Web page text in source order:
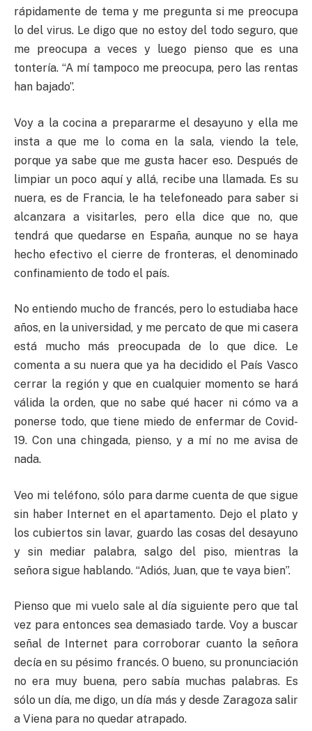
rápidamente de tema y me pregunta si me preocupa
lo del virus. Le digo que no estoy del todo seguro, que
me preocupa a veces y luego pienso que es una
tontería. “A mí tampoco me preocupa, pero las rentas
han bajado”.
Voy a la cocina a prepararme el desayuno y ella me
insta a que me lo coma en la sala, viendo la tele,
porque ya sabe que me gusta hacer eso. Después de
limpiar un poco aquí y allá, recibe una llamada. Es su
nuera, es de Francia, le ha telefoneado para saber si
alcanzara a visitarles, pero ella dice que no, que
tendrá que quedarse en España, aunque no se haya
hecho efectivo el cierre de fronteras, el denominado
confinamiento de todo el país.
No entiendo mucho de francés, pero lo estudiaba hace
años, en la universidad, y me percato de que mi casera
está mucho más preocupada de lo que dice. Le
comenta a su nuera que ya ha decidido el País Vasco
cerrar la región y que en cualquier momento se hará
válida la orden, que no sabe qué hacer ni cómo va a
ponerse todo, que tiene miedo de enfermar de Covid-
19. Con una chingada, pienso, y a mí no me avisa de
nada.
Veo mi teléfono, sólo para darme cuenta de que sigue
sin haber Internet en el apartamento. Dejo el plato y
los cubiertos sin lavar, guardo las cosas del desayuno
y sin mediar palabra, salgo del piso, mientras la
señora sigue hablando. “Adiós, Juan, que te vaya bien”.
Pienso que mi vuelo sale al día siguiente pero que tal
vez para entonces sea demasiado tarde. Voy a buscar
señal de Internet para corroborar cuanto la señora
decía en su pésimo francés. O bueno, su pronunciación
no era muy buena, pero sabía muchas palabras. Es
sólo un día, me digo, un día más y desde Zaragoza salir
a Viena para no quedar atrapado.